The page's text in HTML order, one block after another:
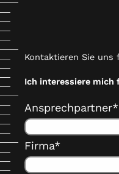
Kontaktieren Sie uns
Ich interessiere mich
Ansprechpartner*
Firma*